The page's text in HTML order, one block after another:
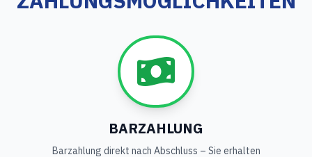
BARZAHLUNG
Barzahlung direkt nach Abschluss – Sie erhalten